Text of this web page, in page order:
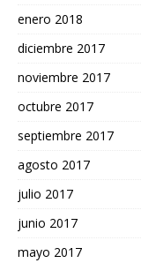
enero 2018
diciembre 2017
noviembre 2017
octubre 2017
septiembre 2017
agosto 2017
julio 2017
junio 2017
mayo 2017